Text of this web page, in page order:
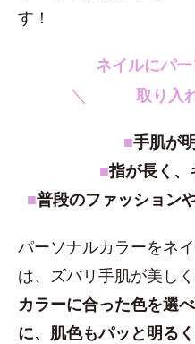
す！
ネイルにパ
＼ 取り入
■手肌が
■指が長く、
■普段のファッション
パーソナルカラーをネ
は、ズバリ手肌が美し
カラーに合った色を選
に、肌色もパッと明る